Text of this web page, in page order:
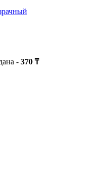
- 370 ₸